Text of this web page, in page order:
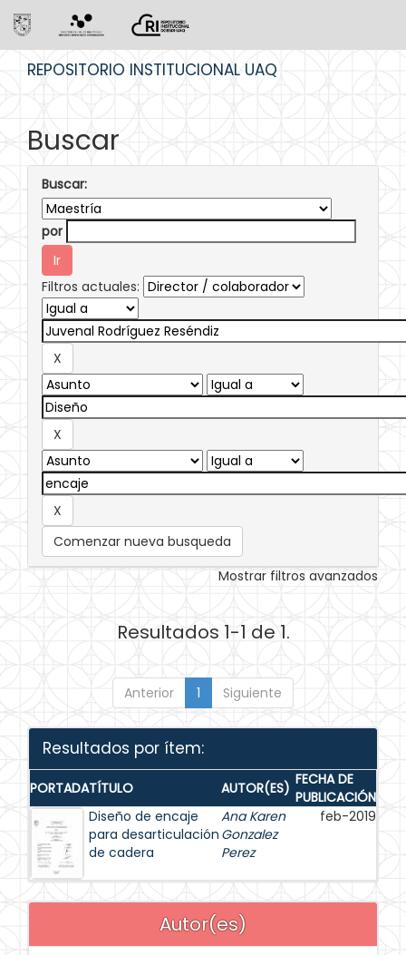
REPOSITORIO INSTITUCIONAL UAQ
Buscar
Buscar:
por
Filtros actuales:
Comenzar nueva busqueda
Mostrar filtros avanzados
Resultados 1-1 de 1.
Anterior 1 Siguiente
Resultados por ítem:
PORTADATÍTULO AUTOR(ES) FECHA DE
PUBLICACIÓN
Diseño de encaje
para desarticulación
de cadera
Ana Karen
Gonzalez
Perez
feb-2019
Autor(es)